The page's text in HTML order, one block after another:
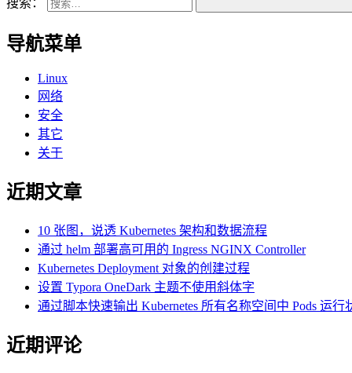
搜索：
导航菜单
Linux
网络
安全
其它
关于
近期文章
10 张图，说透 Kubernetes 架构和数据流程
通过 helm 部署高可用的 Ingress NGINX Controller
Kubernetes Deployment 对象的创建过程
设置 Typora OneDark 主题不使用斜体字
通过脚本快速输出 Kubernetes 所有名称空间中 Pods 运行
近期评论